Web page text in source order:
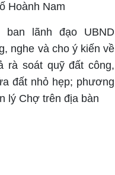
Hoành Nam
ban lãnh đạo UBND
nghe và cho ý kiến về
rà soát quỹ đất công,
đất nhỏ hẹp; phương
lý Chợ trên địa bàn